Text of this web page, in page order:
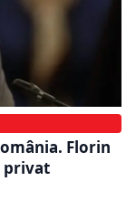
Florin
privat